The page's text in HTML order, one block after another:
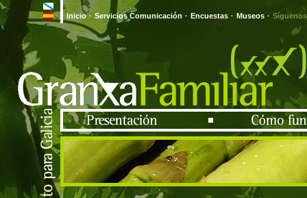
Inicio · Servicios Comunicación · Encuestas · Museos · Síguenos